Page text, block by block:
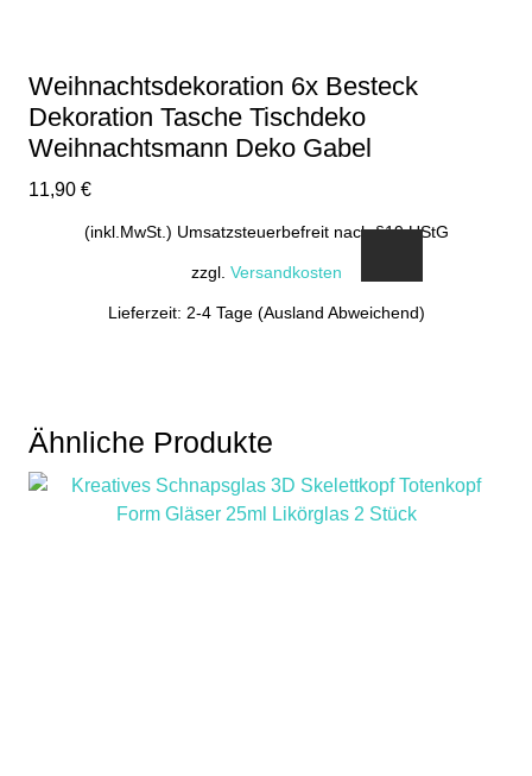
Weihnachtsdekoration 6x Besteck
Dekoration Tasche Tischdeko
Weihnachtsmann Deko Gabel
11,90 €
(inkl.MwSt.) Umsatzsteuerbefreit nach §19 UStG
zzgl. Versandkosten
Lieferzeit: 2-4 Tage (Ausland Abweichend)
Ähnliche Produkte